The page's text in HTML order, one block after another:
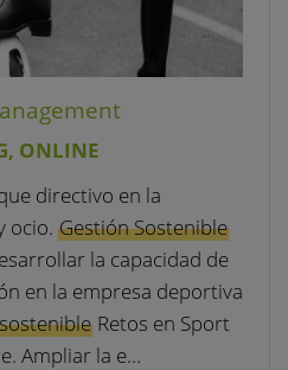
ONLINE
directivo en la
ocio. Gestión Sostenible
la capacidad de
en la empresa deportiva
Retos en Sport
Ampliar la e…